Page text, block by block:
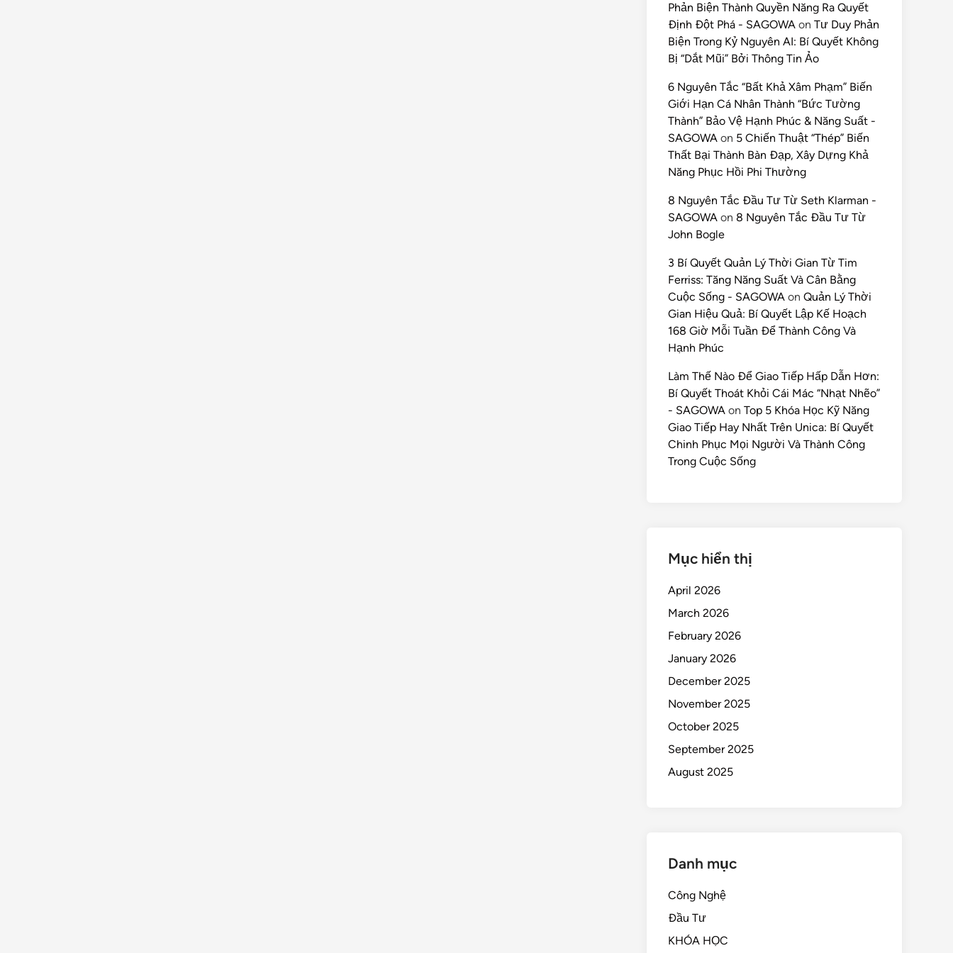
Phản Biện Thành Quyền Năng Ra Quyết
Định Đột Phá - SAGOWA on Tư Duy Phản
Biện Trong Kỷ Nguyên AI: Bí Quyết Không
Bị “Dắt Mũi” Bởi Thông Tin Ảo
6 Nguyên Tắc “Bất Khả Xâm Phạm” Biến
Giới Hạn Cá Nhân Thành “Bức Tường
Thành” Bảo Vệ Hạnh Phúc & Năng Suất -
SAGOWA on 5 Chiến Thuật “Thép” Biến
Thất Bại Thành Bàn Đạp, Xây Dựng Khả
Năng Phục Hồi Phi Thường
8 Nguyên Tắc Đầu Tư Từ Seth Klarman -
SAGOWA on 8 Nguyên Tắc Đầu Tư Từ
John Bogle
3 Bí Quyết Quản Lý Thời Gian Từ Tim
Ferriss: Tăng Năng Suất Và Cân Bằng
Cuộc Sống - SAGOWA on Quản Lý Thời
Gian Hiệu Quả: Bí Quyết Lập Kế Hoạch
168 Giờ Mỗi Tuần Để Thành Công Và
Hạnh Phúc
Làm Thế Nào Để Giao Tiếp Hấp Dẫn Hơn:
Bí Quyết Thoát Khỏi Cái Mác “Nhạt Nhẽo”
- SAGOWA on Top 5 Khóa Học Kỹ Năng
Giao Tiếp Hay Nhất Trên Unica: Bí Quyết
Chinh Phục Mọi Người Và Thành Công
Trong Cuộc Sống
Mục hiển thị
April 2026
March 2026
February 2026
January 2026
December 2025
November 2025
October 2025
September 2025
August 2025
Danh mục
Công Nghệ
Đầu Tư
KHÓA HỌC